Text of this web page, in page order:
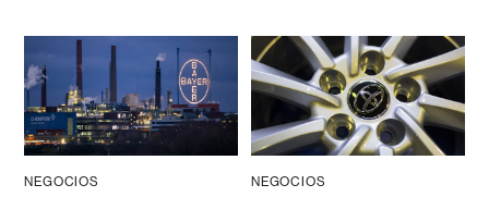
NEGOCIOS NEGOCIOS